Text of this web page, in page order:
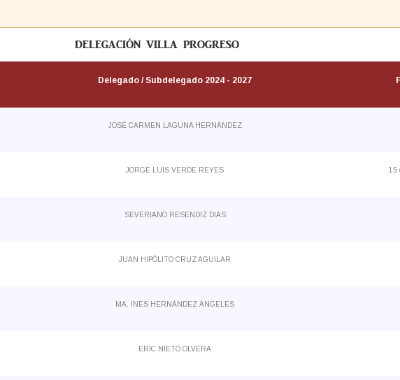
DELEGACIÓN VILLA PROGRESO
Delegado / Subdelegado 2024 - 2027
JOSÉ CARMEN LAGUNA HERNÁNDEZ
JORGE LUIS VERDE REYES 15
SEVERIANO RESENDIZ DIAS
JUAN HIPÓLITO CRUZ AGUILAR
MA. INÉS HERNÁNDEZ ÁNGELES
ERIC NIETO OLVERA